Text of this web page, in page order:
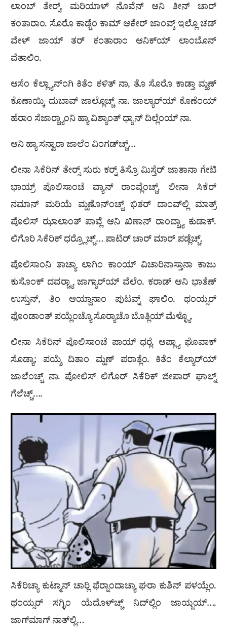
ಲಾಂಬ್ ತೇರ‍್ಸ್, ಮರಿಯಾಳ್ ನೊವೆನ್ ಆನಿ ತೀನ್ ಚಾರ್
ಕಂತಾರಾಂ. ಸೊರೊ ಕಾಡ್ಚೆಂ ಕಾಮ್ ಆಕೇರ್ ಜಾಂವ್ಕ್ ಇಲ್ಲೊ ಚಡ್
ವೇಳ್ ಜಾಯ್ ತರ್ ಕಂತಾರಾಂ ಆನಿಕ್‌ಯ್ ಲಾಂಬೊನ್
ವೆತಾಲಿಂ.
ಆಸೆಂ ಕೆಲ್ಲ್ಯಾನ್‌ಂಗಿ ಕಿತೆಂ ಕಳಿತ್ ನಾ, ತೊ ಸೊರೊ ಕಾಡ್ತಾ ಮ್ಹಣ್
ಕೊಣಾಯ್ಕಿ ದುಬಾವ್ ಜಾಲ್ಲೊಚ್ಚ್ ನಾ. ಜಾಲ್ಯಾರ್‌ಯ್ ಕೊಣೆಂಯ್
ಹೆರಾಂ ಸೆಜಾರ‍್ಚ್ಯಾಂನಿ ಹ್ಯಾ ವಿಶ್ಯಾಂತ್ ಧ್ಯಾನ್ ದಿಲ್ಲೆಂಯ್ ನಾ.
ಆನಿ ಹ್ಯಾ ಸನ್ವಾರಾ ಜಾಲೆಂ ವಿಂಗಡ್‌ಚ್ಚ್…
ಲೀನಾ ಸಿಕೆರಿನ್ ತೇರ‍್ಸ್ ಸುರು ಕರ‍್ನ್ ತಿಸ್ರೊ ಮಿಸ್ತೆರ್ ಜಾತಾನಾ ಗೇಟಿ
ಭಾಯ್ರ್ ಪೊಲಿಸಾಂಚೆ ವ್ಯಾನ್ ರಾಂವ್ಲೆಂಚ್ಚ್. ಲೀನಾ ಸಿಕೆರ್
ನಮಾನ್ ಮರಿಯೆ ಮ್ಹಣೊನ್‌ಂಚ್ಚ್ ಭಿತರ್ ದಾಂವ್‌ಲ್ಲಿ ಮಾತ್ರ್
ಪೊಲಿಸ್ ಝಾಲಾಂತ್ ಪಾವ್ಲೆ ಆನಿ ಖಿಣಾನ್ ರಾಂದ್ಚ್ಯಾ ಕುಡಾಕ್.
ಲಿಗೊರಿ ಸಿಕೆರಿಕ್ ಧರ‍್ರ‍್ಲೊಚ್ಚ್… ಪಾಟಿರ್ ಚಾರ್ ಮಾರ್ ಪಡ್ಲೆಚ್ಚ್.
ಪೊಲಿಸಾಂನಿ ತಾಚ್ಯಾ ಲಾಗಿಂ ಕಾಂಯ್ ವಿಚಾರಿನಾಸ್ತಾನಾ ಕಾಜು
ಕುಸೊಂಕ್ ದವರ‍್ಚ್ಯಾ ಜಾಗ್ಯಾರ್‌ಯ್ ವೆಲೆಂ. ಕರಾಡ್ ಆನಿ ಭಾತೆಣ್
ಉಸ್ತುನ್, ತಿಂ ಆಯ್ದಾನಾಂ ಪುಟವ್ನ್ ಘಾಲಿಂ. ಥಂಯ್ಸರ್
ಫೊಂಡಾಂತ್ ಪಯ್ಲೆಂಚ್ಯೊ ಸೊರ‍್ಯಾಚೊ ಬೊತ್ಲಿಯ್ ಮೆಳ್ಳ್ಯೊ.
ಲೀನಾ ಸಿಕೆರಿನ್ ಪೊಲಿಸಾಂಚೆ ಪಾಯ್ ಧರ‍್ಲೆ. ಆಪ್ಲ್ಯಾ ಘೊವಾಕ್
ಸೊಡ್ಯಾ; ಪಯ್ಶೆ ದಿತಾಂ ಮ್ಹಣ್ ಪರಾತ್ಲೆಂ. ಕಿತೆಂ ಕೆಲ್ಯಾರ್‌ಯ್
ಜಾಲೆಂಚ್ಚ್ ನಾ. ಪೋಲಿಸ್ ಲಿಗೊರ್ ಸಿಕೆರಿಕ್ ಜೀಪಾರ್ ಘಾಲ್ನ್
ಗೆಲೆಚ್ಚ್….
ಸಿಕೆರಿಚ್ಯಾ ಕುಟ್ಮಾನ್ ಚಾರ‍್ಲಿ ಫೆರ‍್ನಾಂದಾಚ್ಯಾ ಘರಾ ಕುಶಿನ್ ಪಳಯ್ಲೆಂ.
ಥಂಯ್ಸರ್ ಸಗ್ಳಿಂ ಯೆದೊಳ್‌ಚ್ಚ್ ನಿದ್‌ಲ್ಲಿಂ ಜಾಯ್ಜಯ್….
ಜಾಗ್‌ಮಾಗ್ ನಾತ್‌ಲ್ಲಿ…